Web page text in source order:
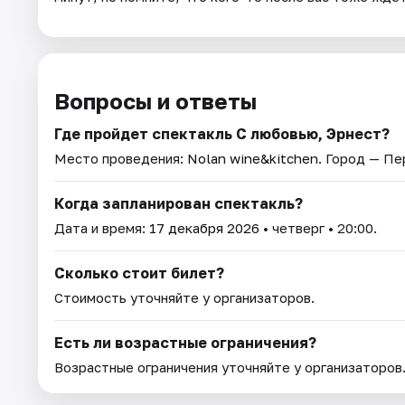
Вопросы и ответы
Где пройдет спектакль С любовью, Эрнест?
Место проведения: Nolan wine&kitchen. Город —
Когда запланирован спектакль?
Дата и время: 17 декабря 2026 • четверг • 20:00.
Сколько стоит билет?
Стоимость уточняйте у организаторов.
Есть ли возрастные ограничения?
Возрастные ограничения уточняйте у организаторов.